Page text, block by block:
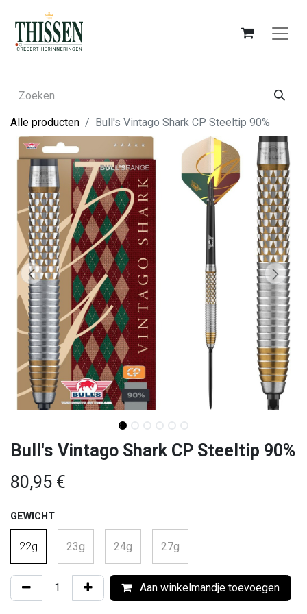
Alle producten Bull's Vintago Shark CP Steeltip 90%
Bull's Vintago Shark CP Steeltip 90%
80,95 €
GEWICHT
22g 23g 24g 27g
Aan winkelmandje toevoegen